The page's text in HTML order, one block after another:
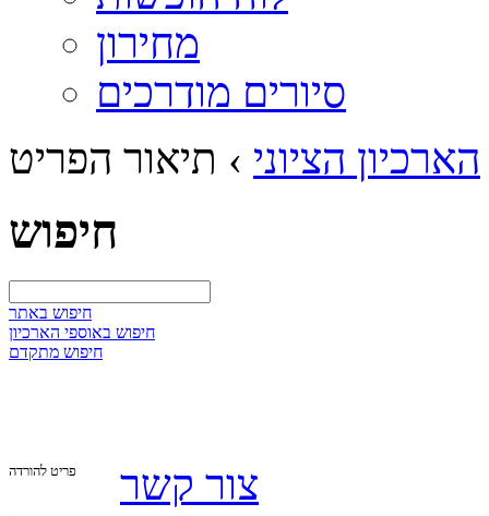
מחירון
סיורים מודרכים
הארכיון הציוני › תיאור הפריט
חיפוש
חיפוש באתר
חיפוש באוספי הארכיון
חיפוש מתקדם
פריט להורדה צור קשר